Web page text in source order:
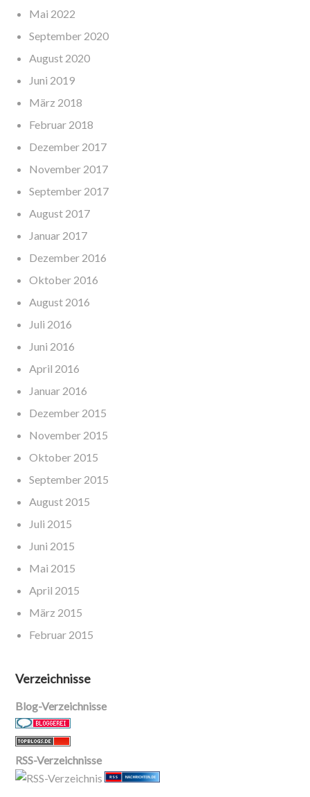
Mai 2022
September 2020
August 2020
Juni 2019
März 2018
Februar 2018
Dezember 2017
November 2017
September 2017
August 2017
Januar 2017
Dezember 2016
Oktober 2016
August 2016
Juli 2016
Juni 2016
April 2016
Januar 2016
Dezember 2015
November 2015
Oktober 2015
September 2015
August 2015
Juli 2015
Juni 2015
Mai 2015
April 2015
März 2015
Februar 2015
Verzeichnisse
Blog-Verzeichnisse
RSS-Verzeichnisse